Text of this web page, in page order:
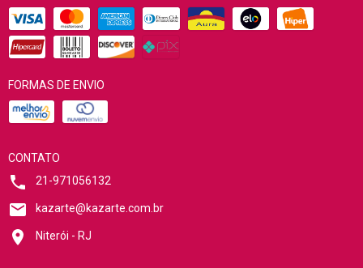
FORMAS DE ENVIO
CONTATO
21-971056132
kazarte@kazarte.com.br
Niterói - RJ